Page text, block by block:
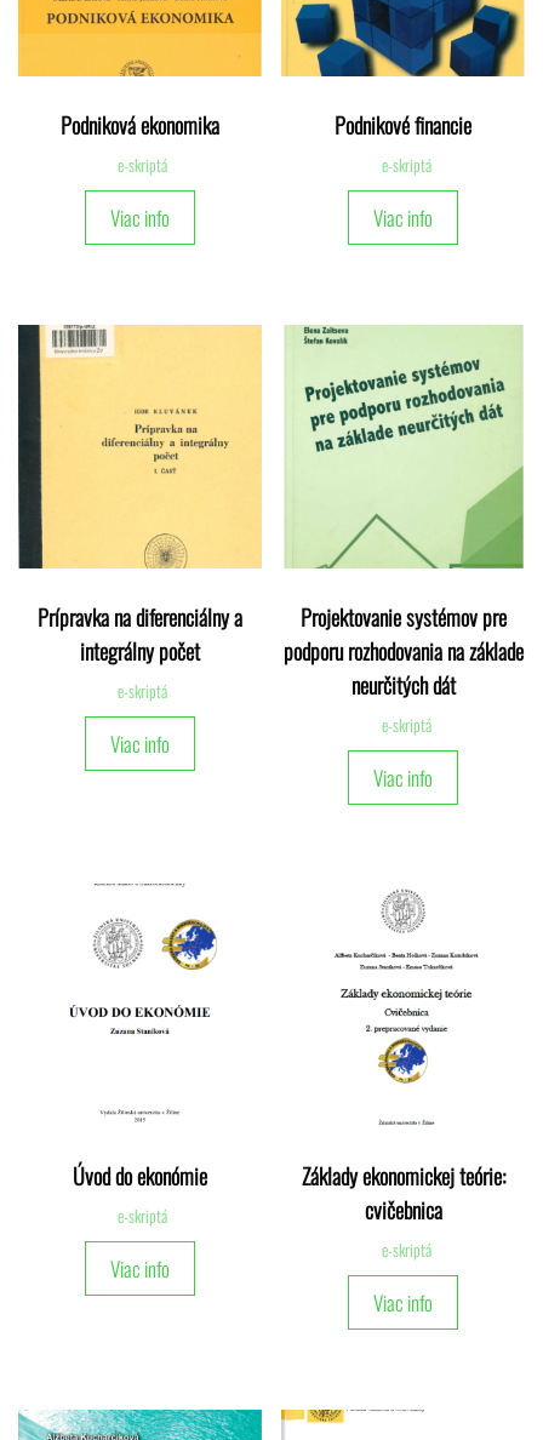
Podniková ekonomika
e-skriptá
Viac info
Podnikové financie
e-skriptá
Viac info
Prípravka na diferenciálny a
integrálny počet
e-skriptá
Viac info
Projektovanie systémov pre
podporu rozhodovania na základe
neurčitých dát
e-skriptá
Viac info
Úvod do ekonómie
e-skriptá
Viac info
Základy ekonomickej teórie:
cvičebnica
e-skriptá
Viac info